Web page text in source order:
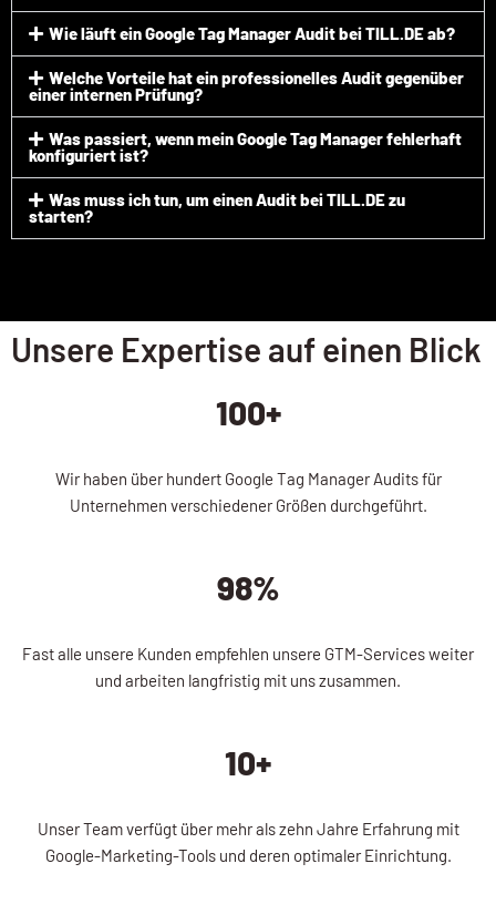
Wie läuft ein Google Tag Manager Audit bei TILL.DE ab?
Welche Vorteile hat ein professionelles Audit gegenüber
einer internen Prüfung?
Was passiert, wenn mein Google Tag Manager fehlerhaft
konfiguriert ist?
Was muss ich tun, um einen Audit bei TILL.DE zu
starten?
Unsere Expertise auf einen Blick
100+
Wir haben über hundert Google Tag Manager Audits für
Unternehmen verschiedener Größen durchgeführt.
98%
Fast alle unsere Kunden empfehlen unsere GTM-Services weiter
und arbeiten langfristig mit uns zusammen.
10+
Unser Team verfügt über mehr als zehn Jahre Erfahrung mit
Google-Marketing-Tools und deren optimaler Einrichtung.